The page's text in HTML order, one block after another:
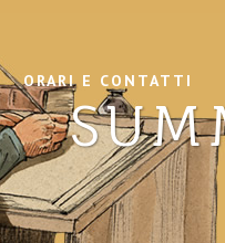
ORARI E CONTATTI